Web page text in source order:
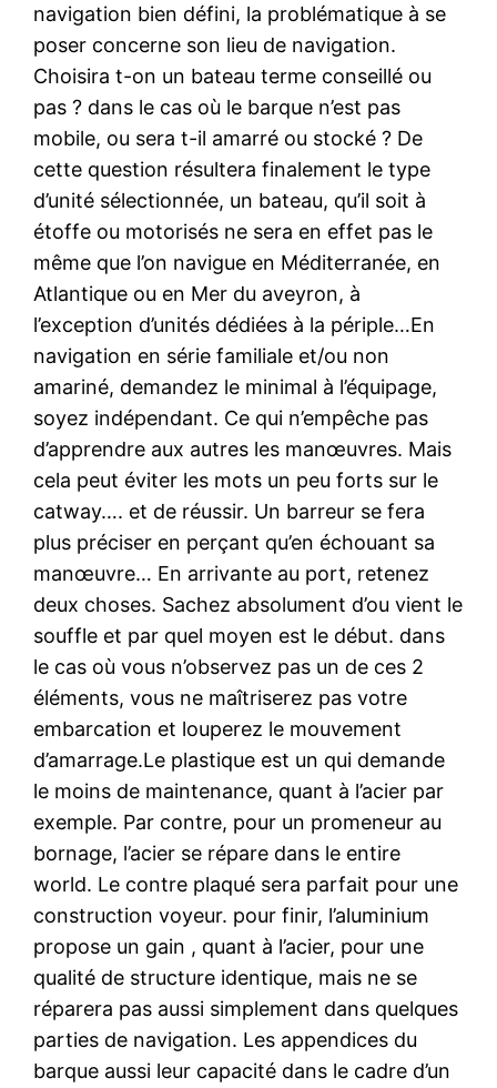
navigation bien défini, la problématique à se
poser concerne son lieu de navigation.
Choisira t-on un bateau terme conseillé ou
pas ? dans le cas où le barque n’est pas
mobile, ou sera t-il amarré ou stocké ? De
cette question résultera finalement le type
d’unité sélectionnée, un bateau, qu’il soit à
étoffe ou motorisés ne sera en effet pas le
même que l’on navigue en Méditerranée, en
Atlantique ou en Mer du aveyron, à
l’exception d’unités dédiées à la périple…En
navigation en série familiale et/ou non
amariné, demandez le minimal à l’équipage,
soyez indépendant. Ce qui n’empêche pas
d’apprendre aux autres les manœuvres. Mais
cela peut éviter les mots un peu forts sur le
catway…. et de réussir. Un barreur se fera
plus préciser en perçant qu’en échouant sa
manœuvre… En arrivante au port, retenez
deux choses. Sachez absolument d’ou vient le
souffle et par quel moyen est le début. dans
le cas où vous n’observez pas un de ces 2
éléments, vous ne maîtriserez pas votre
embarcation et louperez le mouvement
d’amarrage.Le plastique est un qui demande
le moins de maintenance, quant à l’acier par
exemple. Par contre, pour un promeneur au
bornage, l’acier se répare dans le entire
world. Le contre plaqué sera parfait pour une
construction voyeur. pour finir, l’aluminium
propose un gain , quant à l’acier, pour une
qualité de structure identique, mais ne se
réparera pas aussi simplement dans quelques
parties de navigation. Les appendices du
barque aussi leur capacité dans le cadre d’un